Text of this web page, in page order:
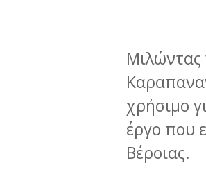
Μιλώντας
χρήσιμο
έργο που
Βέροιας.